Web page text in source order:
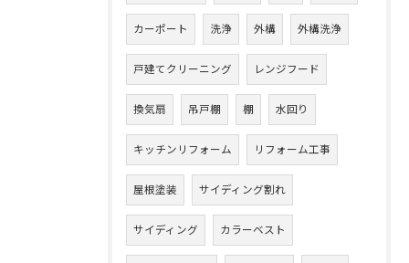
カーポート 洗浄 外構 外構洗浄
戸建てクリーニング レンジフード
換気扇 吊戸棚 棚 水回り
キッチンリフォーム リフォーム工事
屋根塗装 サイディング割れ
サイディング カラーベスト